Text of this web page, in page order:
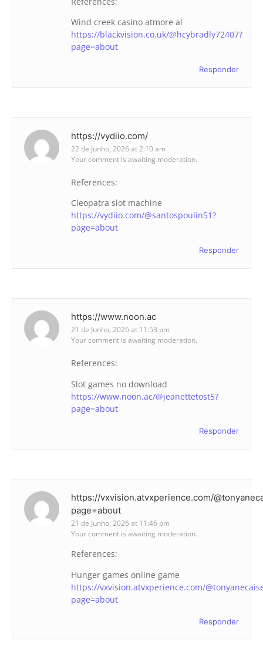
Wind creek casino atmore al
https://blackvision.co.uk/@hcybradly72407?
page=about
Responder
https://vydiio.com/
22 de Junho, 2026 at 2:10 am
Your comment is awaiting moderation.
References:
Cleopatra slot machine
https://vydiio.com/@santospoulin51?
page=about
Responder
https://www.noon.ac
21 de Junho, 2026 at 11:53 pm
Your comment is awaiting moderation.
References:
Slot games no download
https://www.noon.ac/@jeanettetost5?
page=about
Responder
https://vxvision.atvxperience.com/
page=about
21 de Junho, 2026 at 11:46 pm
Your comment is awaiting moderation.
References:
Hunger games online game
https://vxvision.atvxperience.com/
page=about
Responder